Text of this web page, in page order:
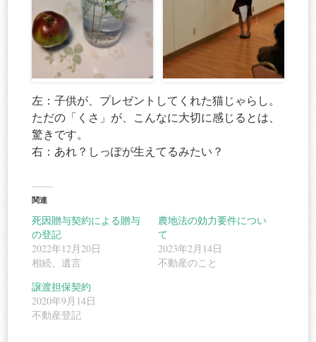
左：子供が、プレゼントしてくれた猫じゃらし。
ただの「くさ」が、こんなに大切に感じるとは、
驚きです。
右：あれ？しっぽが生えてるみたい？
関連
死因贈与契約による贈与
の登記
2022年12月20日
相続、遺言
農地法の効力要件につい
て
2023年2月14日
不動産のこと
譲渡担保契約
2020年9月14日
不動産登記